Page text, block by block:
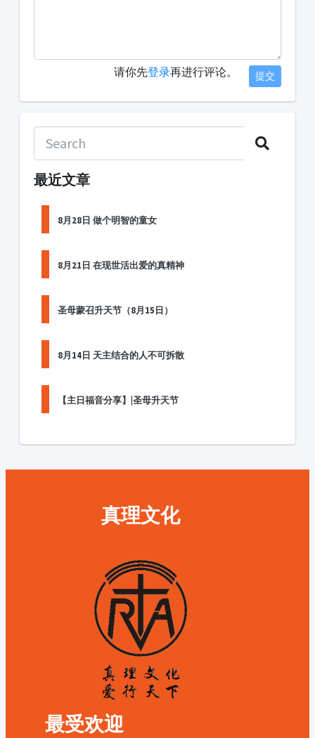
请你先登录再进行评论。 提交
最近文章
8月28日 做个明智的童女
8月21日 在现世活出爱的真精神
圣母蒙召升天节（8月15日）
8月14日 天主结合的人不可拆散
【主日福音分享】|圣母升天节
真理文化
最受欢迎